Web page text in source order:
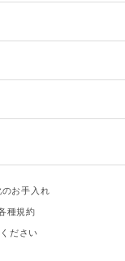
のお手入れ
種規約
ださい